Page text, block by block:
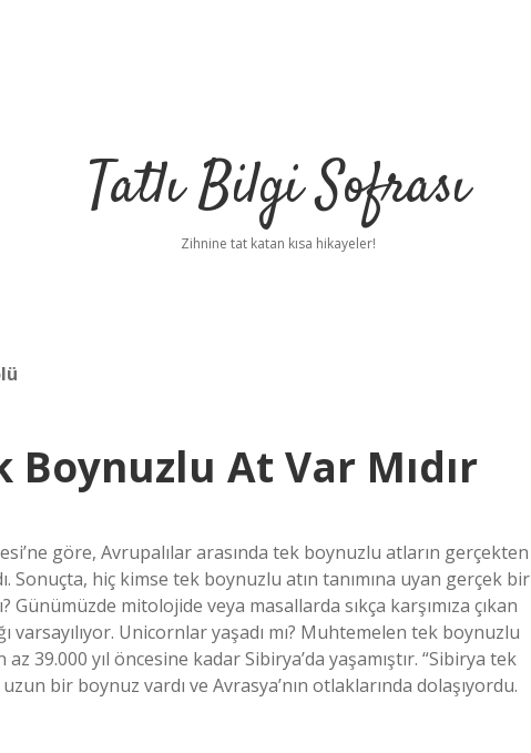
Tatlı Bilgi Sofrası
Zihnine tat katan kısa hikayeler!
At Var Mıdır
göre, Avrupalılar arasında tek boynuzlu atların gerçekten
Sonuçta, hiç kimse tek boynuzlu atın tanımına uyan gerçek bir
mitolojide veya masallarda sıkça karşımıza çıkan
Unicornlar yaşadı mı? Muhtemelen tek boynuzlu
39.000 yıl öncesine kadar Sibirya’da yaşamıştır. “Sibirya tek
bir boynuz vardı ve Avrasya’nın otlaklarında dolaşıyordu.